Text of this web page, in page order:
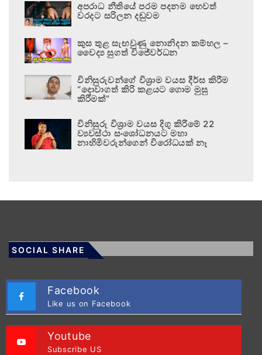
අපරාධ නීතියේ පරම පදනම හෙවත්
වරදට සරිලන දඬුවම
කුස තුළ සැඟවුණු නොනිදන කම්හල –
වෛද්‍ය සුගත් විජේවර්ධන
විනිසුරුවන්ගේ විශ්‍රාම වයස දීර්ඝ කිරීම
“දොවාගත් කිරි කළයට ගොම මුසු
කිරීමක්”
විනිසුරු විශ්‍රාම වයස දිගු කිරීමේ 22
ව්‍යවස්ථා සංශෝධනයට මහා
නාහිමිවරුන්ගෙන් විරෝධයක් නෑ
SOCIAL SHARE
Facebook
Like us on Facebook
Youtube
Subscribe US